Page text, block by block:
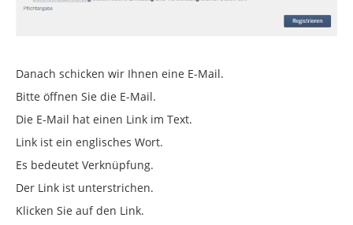
Danach schicken wir Ihnen eine E-Mail.
Bitte öffnen Sie die E-Mail.
Die E-Mail hat einen Link im Text.
Link ist ein englisches Wort.
Es bedeutet Verknüpfung.
Der Link ist unterstrichen.
Klicken Sie auf den Link.